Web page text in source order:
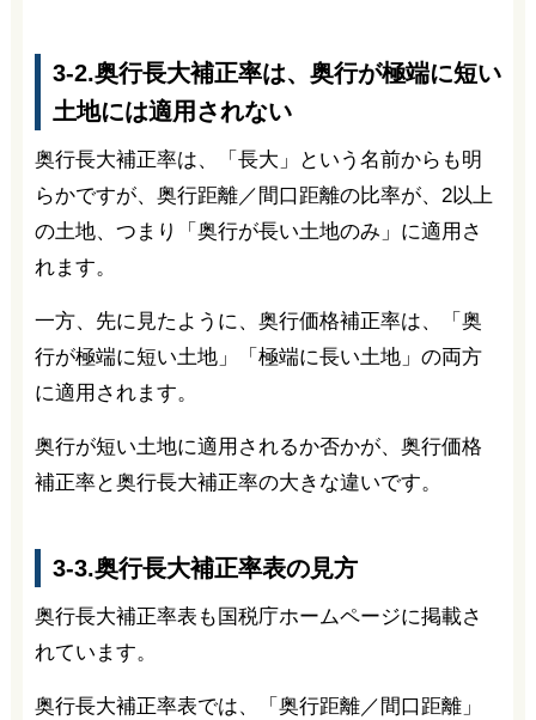
3-2.奥行長大補正率は、奥行が極端に短い
土地には適用されない
奥行長大補正率は、「長大」という名前からも明
らかですが、奥行距離／間口距離の比率が、2以上
の土地、つまり「奥行が長い土地のみ」に適用さ
れます。
一方、先に見たように、奥行価格補正率は、「奥
行が極端に短い土地」「極端に長い土地」の両方
に適用されます。
奥行が短い土地に適用されるか否かが、奥行価格
補正率と奥行長大補正率の大きな違いです。
3-3.奥行長大補正率表の見方
奥行長大補正率表も国税庁ホームページに掲載さ
れています。
奥行長大補正率表では、「奥行距離／間口距離」